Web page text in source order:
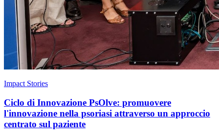
Impact Stories
Ciclo di Innovazione PsOlve: promuovere
l'innovazione nella psoriasi attraverso un approccio
centrato sul paziente